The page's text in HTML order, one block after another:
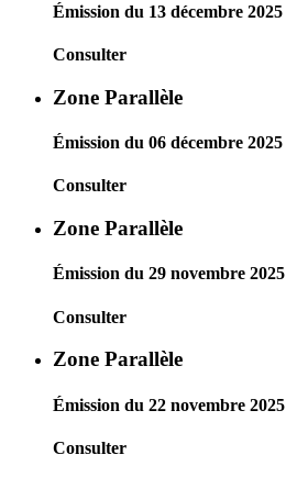
Émission du 13 décembre 2025
Consulter
Zone Parallèle
Émission du 06 décembre 2025
Consulter
Zone Parallèle
Émission du 29 novembre 2025
Consulter
Zone Parallèle
Émission du 22 novembre 2025
Consulter